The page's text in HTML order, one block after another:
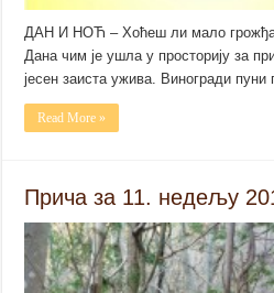
ДАН И НОЋ – Хоћеш ли мало грожђа,
Дана чим је ушла у просторију за
јесен заиста ужива. Виногради
Read More »
Прича за 11. недељу